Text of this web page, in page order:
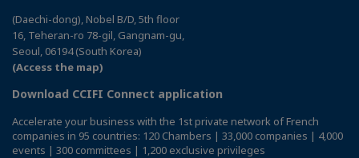
(Daechi-dong), Nobel B/D, 5th floor
16, Teheran-ro 78-gil, Gangnam-gu,
Seoul, 06194 (South Korea)
(Access the map)
Download CCIFI Connect application
Accelerate your business with the 1st private network of French
companies in 95 countries: 120 Chambers | 33,000 companies | 4,000
events | 300 committees | 1,200 exclusive privileges